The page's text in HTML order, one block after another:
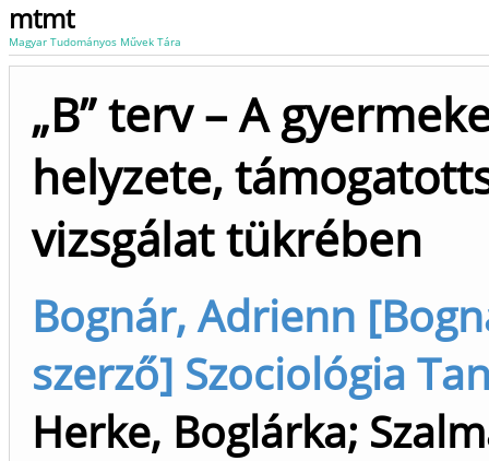
mtmt
Magyar Tudományos Művek Tára
„B” terv – A
helyzete,
vizsgálat tükrében
Bognár, Adrienn
szerző] Szociológia
Herke, Boglárka;